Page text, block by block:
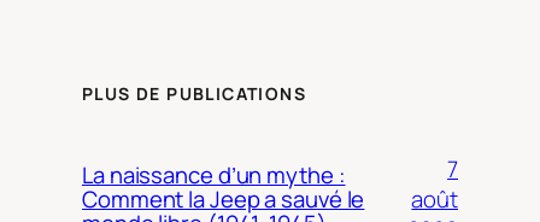
PLUS DE PUBLICATIONS
La naissance d’un mythe :
Comment la Jeep a sauvé le
7
août